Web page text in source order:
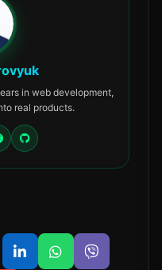
in web development,
real products.